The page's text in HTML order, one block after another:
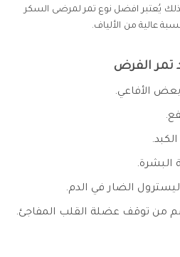
يُعتبر افضل نوع تمر لمرضى السكر
عالية من الألياف.
تمر الفرض
الأفاعي.
الضار في الدم.
من توقف عضلة القلب المفاجئ.